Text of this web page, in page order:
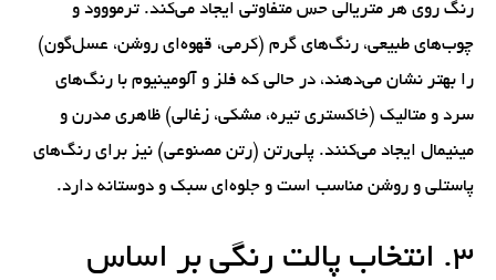
رنگ روی هر متریالی حس متفاوتی ایجاد می‌کند. ترمووود و
چوب‌های طبیعی، رنگ‌های گرم (کرمی، قهوه‌ای روشن، عسل‌گون)
را بهتر نشان می‌دهند، در حالی که فلز و آلومینیوم با رنگ‌های
سرد و متالیک (خاکستری تیره، مشکی، زغالی) ظاهری مدرن و
مینیمال ایجاد می‌کنند. پلی‌رتن (رتن مصنوعی) نیز برای رنگ‌های
پاستلی و روشن مناسب است و جلوه‌ای سبک و دوستانه دارد.
۳. انتخاب پالت رنگی بر اساس